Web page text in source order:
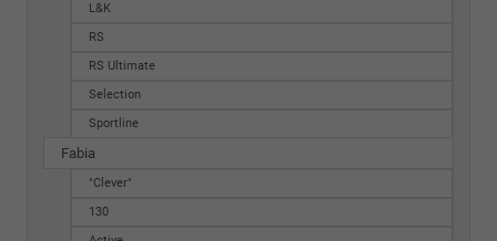
L&K
RS
RS Ultimate
Selection
Sportline
Fabia
"Clever"
130